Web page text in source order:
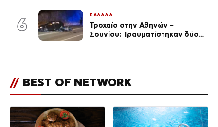
6
ΕΛΛΑΔΑ
Τροχαίο στην Αθηνών –
Σουνίου: Τραυματίστηκαν δύο
// BEST OF NETWORK